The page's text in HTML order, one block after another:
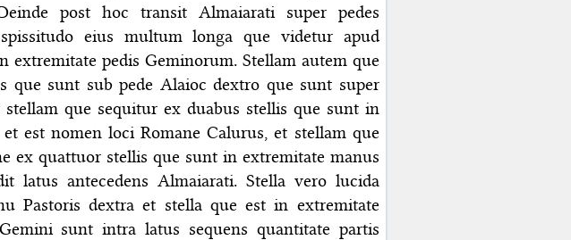
post hoc transit Almaiarati super pedes
eius multum longa que videtur apud
extremitate pedis Geminorum. Stellam autem que
que sunt sub pede Alaioc dextro que sunt super
que sequitur ex duabus stellis que sunt in
est nomen loci Romane Calurus, et stellam que
ex quattuor stellis que sunt in extremitate manus
latus antecedens Almaiarati. Stella vero lucida
Pastoris dextra et stella que est in extremitate
sunt intra latus sequens quantitate partis